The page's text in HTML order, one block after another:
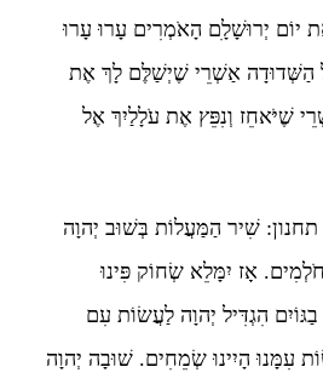
יוֹם יְרוּשָׁלָ‍ִם הָאֹמְרִים עָרוּ עָרוּ
הַשְּׁדוּדָה אַשְׁרֵי שֶׁיְשַׁלֶּם לָךְ אֶת
שֶׁיֹּאחֵז וְנִפֵּץ אֶת עֹלָלַיִךְ אֶל
תחנון: שִׁיר הַמַּעֲלוֹת בְּשׁוּב יְהוָה
אָז יִמָּלֵא שְׂחוֹק פִּינוּ
בַגּוֹיִם הִגְדִּיל יְהוָה לַעֲשׂוֹת עִם
עִמָּנוּ הָיִינוּ שְׂמֵחִים. שׁוּבָה יְהוָה